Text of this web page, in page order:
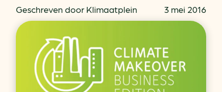
Geschreven door Klimaatplein 3 mei 2016